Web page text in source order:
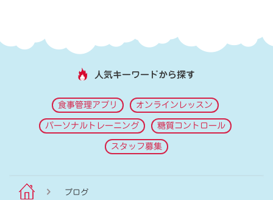
人気キーワードから探す
食事管理アプリ オンラインレッスン
パーソナルトレーニング 糖質コントロール
スタッフ募集
ブログ